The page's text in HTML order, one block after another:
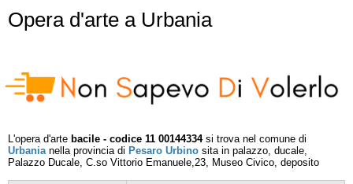
Opera d'arte a Urbania
L'opera d'arte bacile - codice 11 00144334si trova nel comune di
Urbanianella provincia di Pesaro Urbino sita in palazzo, ducale,
Palazzo Ducale, C.so Vittorio Emanuele,23, Museo Civico, deposito